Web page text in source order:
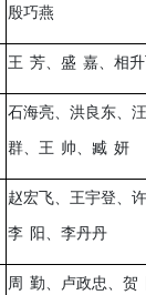
殷巧燕
王 芳、盛 嘉、相
石海亮、洪良东、
群、王 帅、臧 妍
赵宏飞、王宇登、许
李 阳、李丹丹
周 勤、卢政忠、贺